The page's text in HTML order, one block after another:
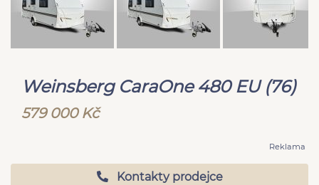
Weinsberg CaraOne 480 EU (76)
579 000 Kč
Reklama
Kontakty prodejce